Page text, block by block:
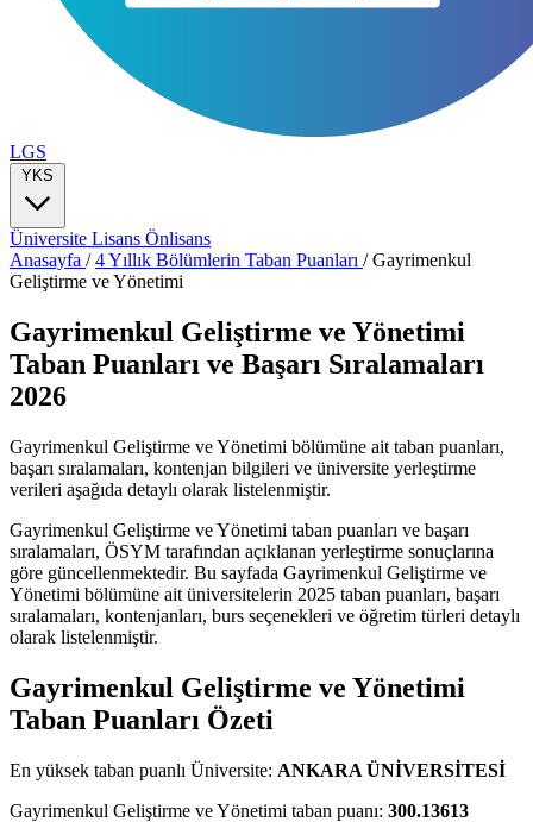
LGS
YKS
Üniversite Lisans Önlisans
Anasayfa /4 Yıllık Bölümlerin Taban Puanları /Gayrimenkul
Geliştirme ve Yönetimi
Gayrimenkul Geliştirme ve Yönetimi
Taban Puanları ve Başarı Sıralamaları
2026
Gayrimenkul Geliştirme ve Yönetimi bölümüne ait taban puanları,
başarı sıralamaları, kontenjan bilgileri ve üniversite yerleştirme
verileri aşağıda detaylı olarak listelenmiştir.
Gayrimenkul Geliştirme ve Yönetimi taban puanları ve başarı
sıralamaları, ÖSYM tarafından açıklanan yerleştirme sonuçlarına
göre güncellenmektedir. Bu sayfada Gayrimenkul Geliştirme ve
Yönetimi bölümüne ait üniversitelerin 2025 taban puanları, başarı
sıralamaları, kontenjanları, burs seçenekleri ve öğretim türleri detaylı
olarak listelenmiştir.
Gayrimenkul Geliştirme ve Yönetimi
Taban Puanları Özeti
En yüksek taban puanlı Üniversite: ANKARA ÜNİVERSİTESİ
Gayrimenkul Geliştirme ve Yönetimi taban puanı: 300.13613